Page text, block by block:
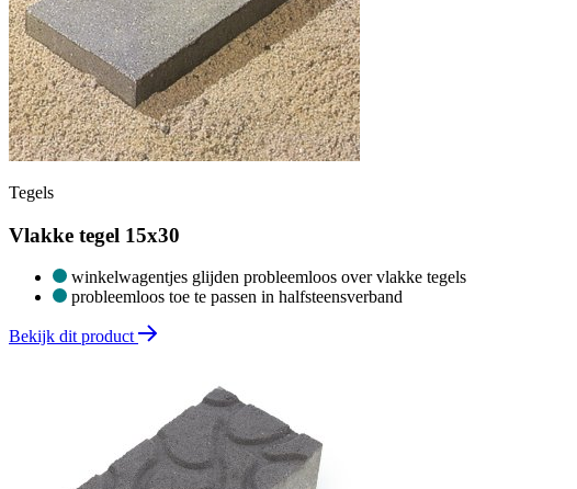
Tegels
Vlakke tegel 15x30
winkelwagentjes glijden probleemloos over vlakke tegels
probleemloos toe te passen in halfsteensverband
Bekijk dit product